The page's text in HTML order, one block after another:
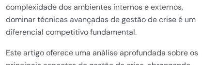
complexidade dos ambientes internos e externos,
dominar técnicas avançadas de gestão de crise é um
diferencial competitivo fundamental.
Este artigo oferece uma análise aprofundada sobre os